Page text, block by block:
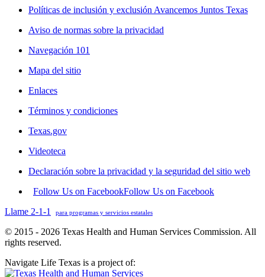
Políticas de inclusión y exclusión Avancemos Juntos Texas
Aviso de normas sobre la privacidad
Navegación 101
Mapa del sitio
Enlaces
Términos y condiciones
Texas.gov
Videoteca
Declaración sobre la privacidad y la seguridad del sitio web
Follow Us on FacebookFollow Us on Facebook
Llame 2-1-1
para programas y servicios estatales
© 2015 - 2026 Texas Health and Human Services Commission. All
rights reserved.
Navigate Life Texas is a project of: